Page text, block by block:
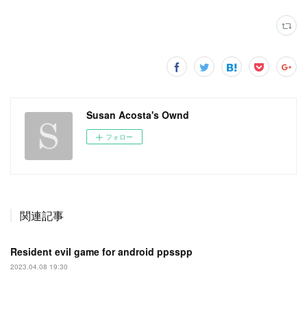
Susan Acosta's Ownd
フォロー
関連記事
Resident evil game for android ppsspp
2023.04.08 19:30